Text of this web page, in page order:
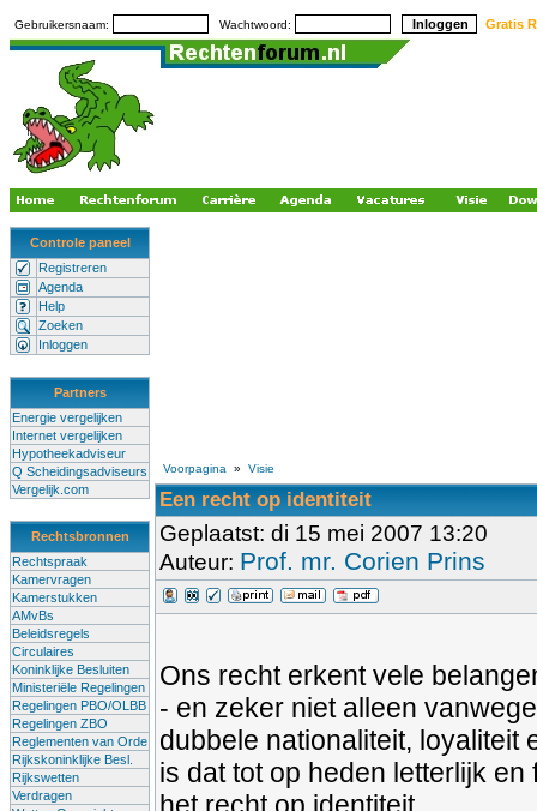
Gebruikersnaam: Wachtwoord: Gratis
Controle paneel
Registreren
Agenda
Help
Zoeken
Inloggen
Partners
Energie vergelijken
Internet vergelijken
Hypotheekadviseur
Q Scheidingsadviseurs
Vergelijk.com
Rechtsbronnen
Rechtspraak
Kamervragen
Kamerstukken
AMvBs
Beleidsregels
Circulaires
Koninklijke Besluiten
Ministeriële Regelingen
Regelingen PBO/OLBB
Regelingen ZBO
Reglementen van Orde
Rijkskoninklijke Besl.
Rijkswetten
Verdragen
Voorpagina » Visie
Een recht op identiteit
Geplaatst: di 15 mei 2007 13:20
Auteur: Prof. mr. Corien Prins
Ons recht erkent vele
- en zeker niet alleen
dubbele nationaliteit, loyaliteit
is dat tot op heden letterlijk